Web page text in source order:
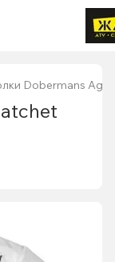
Dobermans